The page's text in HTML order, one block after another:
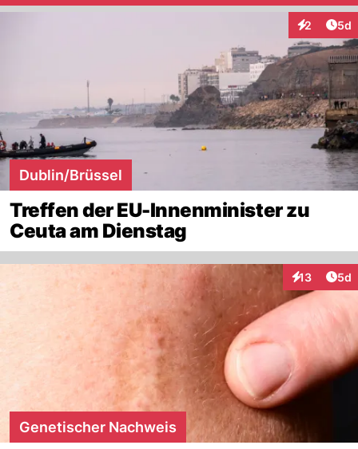
2 5d
Dublin/Brüssel
Treffen der EU-Innenminister zu
Ceuta am Dienstag
13
Interaktionen
5d
Genetischer Nachweis